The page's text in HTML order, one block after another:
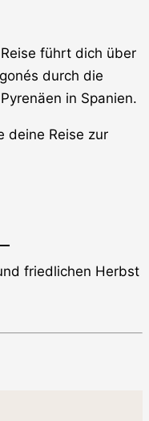
führt dich über
durch die
in Spanien.
deine Reise zur
friedlichen Herbst